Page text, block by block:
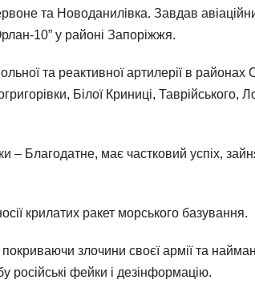
та Новоданилівка. Завдав
10” у районі Запоріжжя.
та реактивної артилерії в
Білої Криниці, Таврійського,
Благодатне, має частковий успіх,
крилатих ракет морського базування.
злочини своєї армії та
російські фейки і дезінформацію.